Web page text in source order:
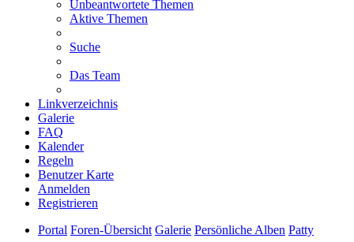
Unbeantwortete Themen
Aktive Themen
Suche
Das Team
Linkverzeichnis
Galerie
FAQ
Kalender
Regeln
Benutzer Karte
Anmelden
Registrieren
Portal Foren-Übersicht Galerie Persönliche Alben Patty